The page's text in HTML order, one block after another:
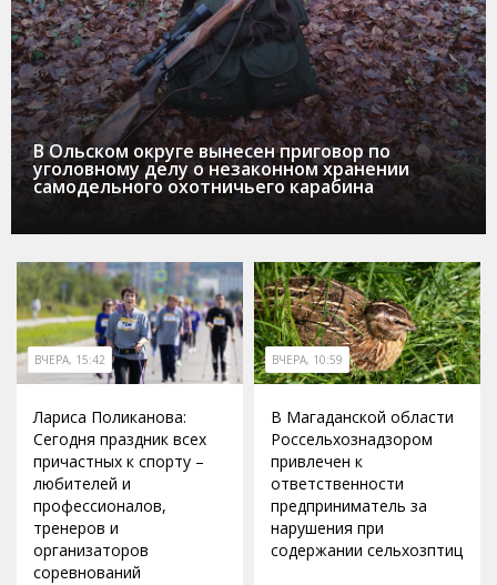
В Ольском округе вынесен приговор по
уголовному делу о незаконном хранении
самодельного охотничьего карабина
ВЧЕРА, 15:42
Лариса Поликанова:
Сегодня праздник всех
причастных к спорту –
любителей и
профессионалов,
тренеров и
организаторов
соревнований
ВЧЕРА, 10:59
В Магаданской области
Россельхознадзором
привлечен к
ответственности
предприниматель за
нарушения при
содержании сельхозптиц